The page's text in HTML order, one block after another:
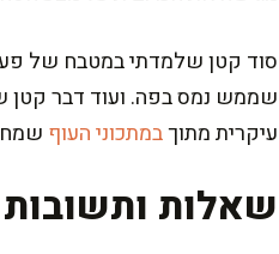
סוד קטן שלמדתי במטבח של
שממש נמס בפה. ועוד דבר קטן
עיקרית מתוךבמתכוני העוף
שאלות